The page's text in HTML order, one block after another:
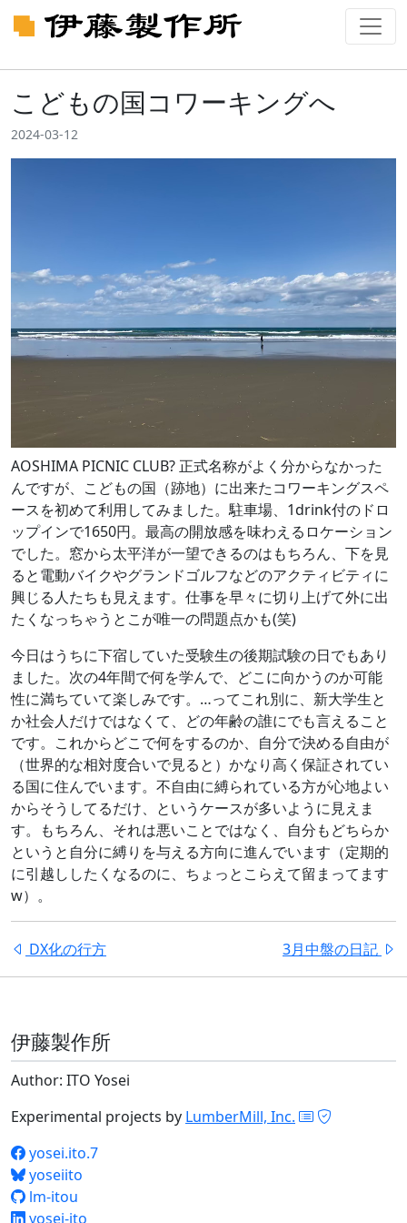
こどもの国コワーキングへ
2024-03-12
AOSHIMA PICNIC CLUB? 正式名称がよく分からなかった
んですが、こどもの国（跡地）に出来たコワーキングスペ
ースを初めて利用してみました。駐車場、1drink付のドロ
ップインで1650円。最高の開放感を味わえるロケーション
でした。窓から太平洋が一望できるのはもちろん、下を見
ると電動バイクやグランドゴルフなどのアクティビティに
興じる人たちも見えます。仕事を早々に切り上げて外に出
たくなっちゃうとこが唯一の問題点かも(笑)
今日はうちに下宿していた受験生の後期試験の日でもあり
ました。次の4年間で何を学んで、どこに向かうのか可能
性に満ちていて楽しみです。…ってこれ別に、新大学生と
か社会人だけではなくて、どの年齢の誰にでも言えること
です。これからどこで何をするのか、自分で決める自由が
（世界的な相対度合いで見ると）かなり高く保証されてい
る国に住んでいます。不自由に縛られている方が心地よい
からそうしてるだけ、というケースが多いように見えま
す。もちろん、それは悪いことではなく、自分もどちらか
というと自分に縛りを与える方向に進んでいます（定期的
に引越ししたくなるのに、ちょっとこらえて留まってます
w）。
DX化の行方 3月中盤の日記
伊藤製作所
Author: ITO Yosei
Experimental projects by LumberMill, Inc.
yosei.ito.7
yoseiito
lm-itou
yosei-ito